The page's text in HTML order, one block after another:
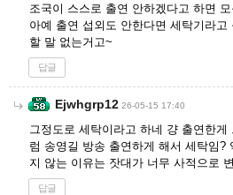
조국이 스스로 출연 안하겠다고 하면
아예 출연 섭외도 안한다면 세탁기라고
할 말 없는거고~
답글
Ejwhgrp12 26-05-15 17:40
그정도로 세탁이라고 하네 걍 출연한게
럼 송영길 방송 출연하게 해서 세탁임?
지 않는 이유는 잣대가 너무 사적으로
답글